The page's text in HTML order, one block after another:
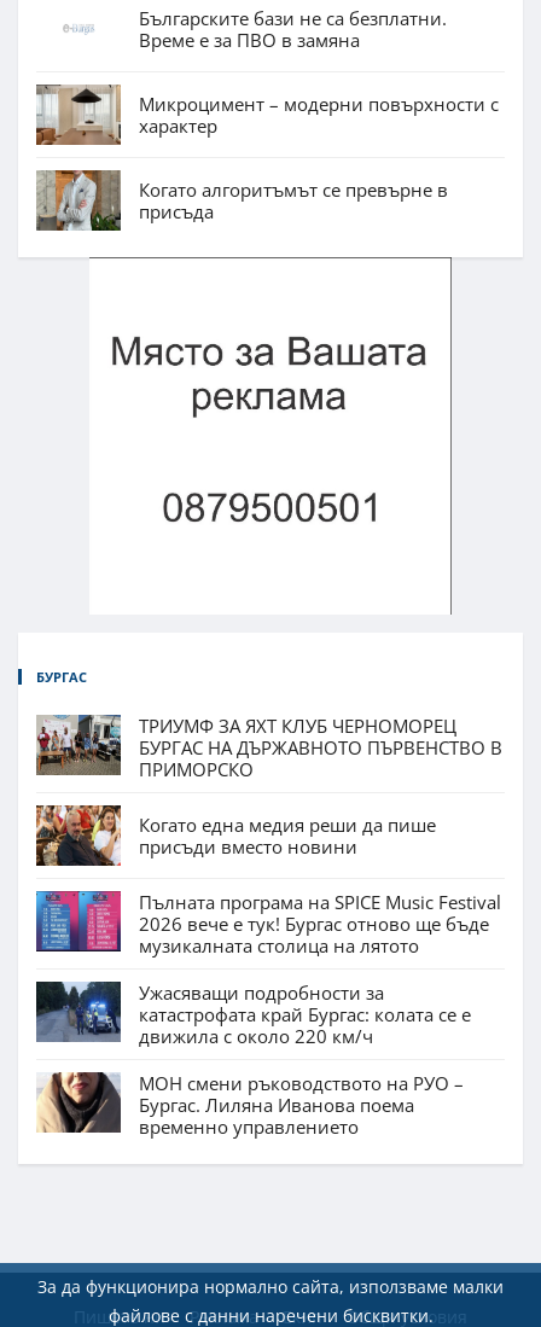
Българските бази не са безплатни.
Време е за ПВО в замяна
Микроцимент – модерни повърхности с
характер
Когато алгоритъмът се превърне в
присъда
БУРГАС
ТРИУМФ ЗА ЯХТ КЛУБ ЧЕРНОМОРЕЦ
БУРГАС НА ДЪРЖАВНОТО ПЪРВЕНСТВО В
ПРИМОРСКО
Когато една медия реши да пише
присъди вместо новини
Пълната програма на SPICE Music Festival
2026 вече е тук! Бургас отново ще бъде
музикалната столица на лятото
Ужасяващи подробности за
катастрофата край Бургас: колата се е
движила с около 220 км/ч
МОН смени ръководството на РУО –
Бургас. Лиляна Иванова поема
временно управлението
За да функционира нормално сайта, използваме малки
файлове с данни наречени бисквитки.
Пишете ни Реклама Екип Общи условия